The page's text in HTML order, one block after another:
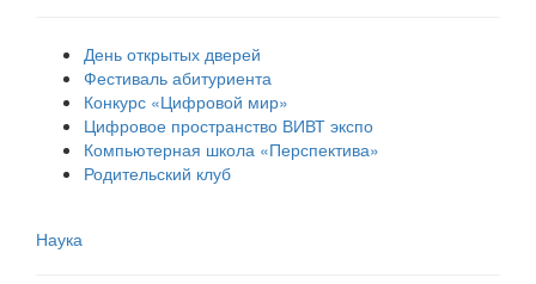
День открытых дверей
Фестиваль абитуриента
Конкурс «Цифровой мир»
Цифровое пространство ВИВТ экспо
Компьютерная школа «Перспектива»
Родительский клуб
Наука